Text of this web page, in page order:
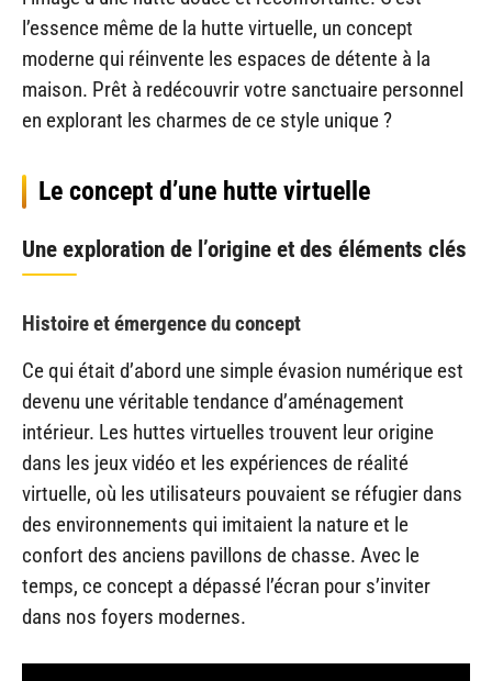
l’essence même de la hutte virtuelle, un concept
moderne qui réinvente les espaces de détente à la
maison. Prêt à redécouvrir votre sanctuaire personnel
en explorant les charmes de ce style unique ?
Le concept d’une hutte virtuelle
Une exploration de l’origine et des éléments clés
Histoire et émergence du concept
Ce qui était d’abord une simple évasion numérique est
devenu une véritable tendance d’aménagement
intérieur. Les huttes virtuelles trouvent leur origine
dans les jeux vidéo et les expériences de réalité
virtuelle, où les utilisateurs pouvaient se réfugier dans
des environnements qui imitaient la nature et le
confort des anciens pavillons de chasse. Avec le
temps, ce concept a dépassé l’écran pour s’inviter
dans nos foyers modernes.